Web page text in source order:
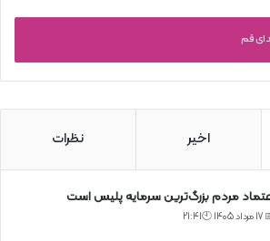
قم
اخیر نظرات
مردم بزرگ‌ترین سرمایه پلیس است
🕙21:41